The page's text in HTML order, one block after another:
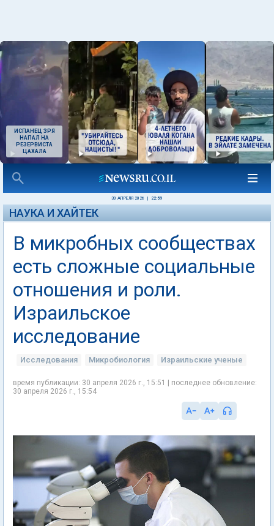
ИСПАНЕЦ ЗРЯ
НАПАЛ НА
РЕЗЕРВИСТА
ЦАХАЛА
30 АПРЕЛЯ 2026 22:59
НАУКА И ХАЙТЕК
В микробных сообществах
есть сложные социальные
отношения и роли.
Израильское
исследование
Исследования Микробиология Израильские ученые
время публикации: 30 апреля 2026 г., 15:51 | последнее обновление:
30 апреля 2026 г., 15:54